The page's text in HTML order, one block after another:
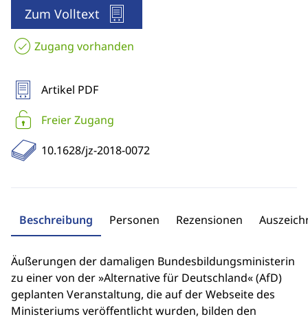
Zum Volltext
Zugang vorhanden
Artikel PDF
Freier Zugang
10.1628/jz-2018-0072
Beschreibung Personen Rezensionen
Äußerungen der damaligen Bundesbildungsministerin
zu einer von der »Alternative für Deutschland« (AfD)
geplanten Veranstaltung, die auf der Webseite des
Ministeriums veröffentlicht wurden, bilden den